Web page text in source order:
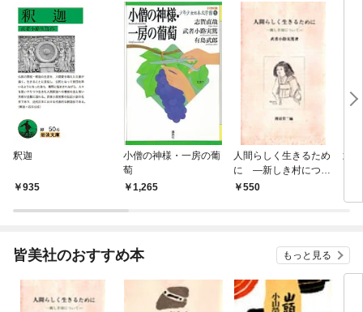
釈迦
935
小僧の神様・一房の葡
萄
1,265
人間らしく生きるため
に ―新しき村につい
て―550
武
皆美社のおすすめ本 もっと見る